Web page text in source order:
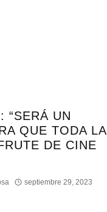
“SERÁ UN
QUE TODA LA
DE CINE
septiembre 29, 2023